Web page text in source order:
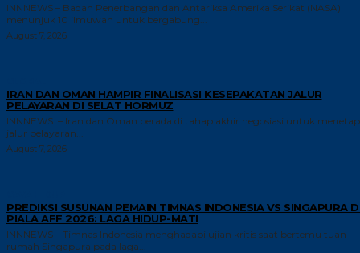
INNNEWS – Badan Penerbangan dan Antariksa Amerika Serikat (NASA)
menunjuk 10 ilmuwan untuk bergabung...
August 7, 2026
IRAN DAN OMAN HAMPIR FINALISASI KESEPAKATAN JALUR
PELAYARAN DI SELAT HORMUZ
INNNEWS – Iran dan Oman berada di tahap akhir negosiasi untuk
jalur pelayaran...
August 7, 2026
PREDIKSI SUSUNAN PEMAIN TIMNAS INDONESIA VS SINGAPURA
PIALA AFF 2026: LAGA HIDUP-MATI
INNNEWS – Timnas Indonesia menghadapi ujian kritis saat bertemu tuan
rumah Singapura pada laga...